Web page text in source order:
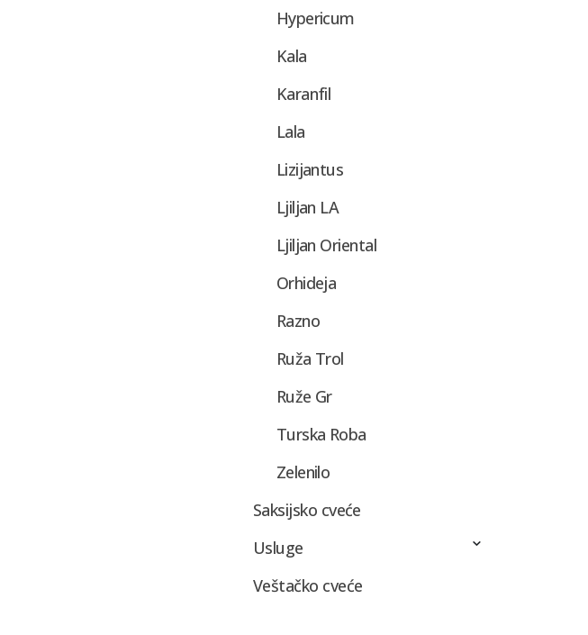
Hypericum
Kala
Karanfil
Lala
Lizijantus
Ljiljan LA
Ljiljan Oriental
Orhideja
Razno
Ruža Trol
Ruže Gr
Turska Roba
Zelenilo
Saksijsko cveće
Usluge
Veštačko cveće